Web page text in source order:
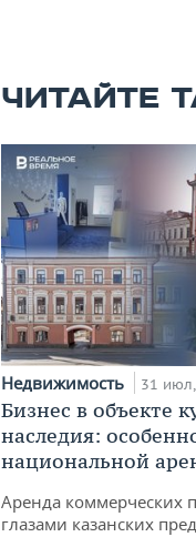
ЧИТАЙТЕ
Недвижимость 31
Бизнес в объекте
наследия:
национальной
Аренда коммерческих
глазами казанских